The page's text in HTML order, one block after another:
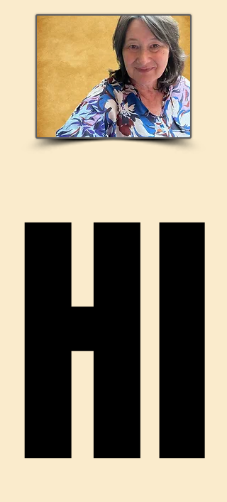
HI
HI